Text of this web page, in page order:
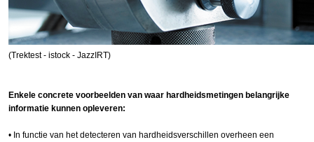
(Trektest - istock - JazzIRT)
Enkele concrete voorbeelden van waar hardheidsmetingen belangrijke
informatie kunnen opleveren:
•​ In functie van het detecteren van hardheidsverschillen overheen een